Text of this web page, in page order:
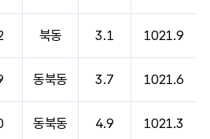
북동 3.1 1021.9
동북동 3.7 1021.6
동북동 4.9 1021.3